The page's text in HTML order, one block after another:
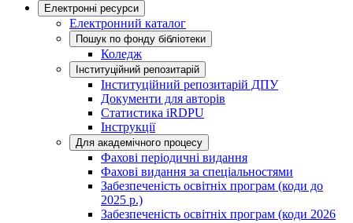
Електронні ресурси
Електронний каталог
Пошук по фонду бібліотеки
Коледж
Інституційний репозитарій
Інституційний репозитарій ДПУ
Документи для авторів
Статистика iRDPU
Інструкції
Для академічного процесу
Фахові періодичні видання
Фахові видання за спеціальностями
Забезпеченість освітніх програм (коди до
2025 р.)
Забезпеченість освітніх програм (коди 2026